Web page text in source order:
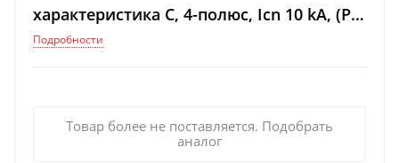
характеристика C, 4-полюс, Icn 10 kA, (PI:
LVN-125C-4)
Подробности
Товар более не поставляется. Подобрать
аналог